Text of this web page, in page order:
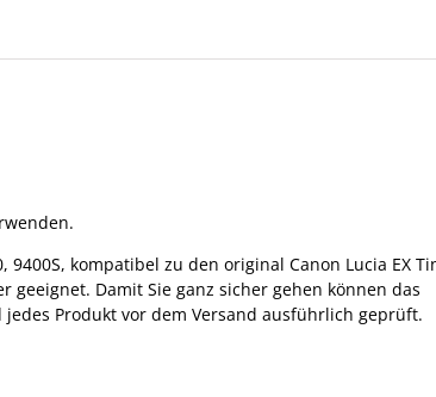
9400S, kompatibel zu den original Canon Lucia EX
geeignet. Damit Sie ganz sicher gehen können das
Produkt vor dem Versand ausführlich geprüft.